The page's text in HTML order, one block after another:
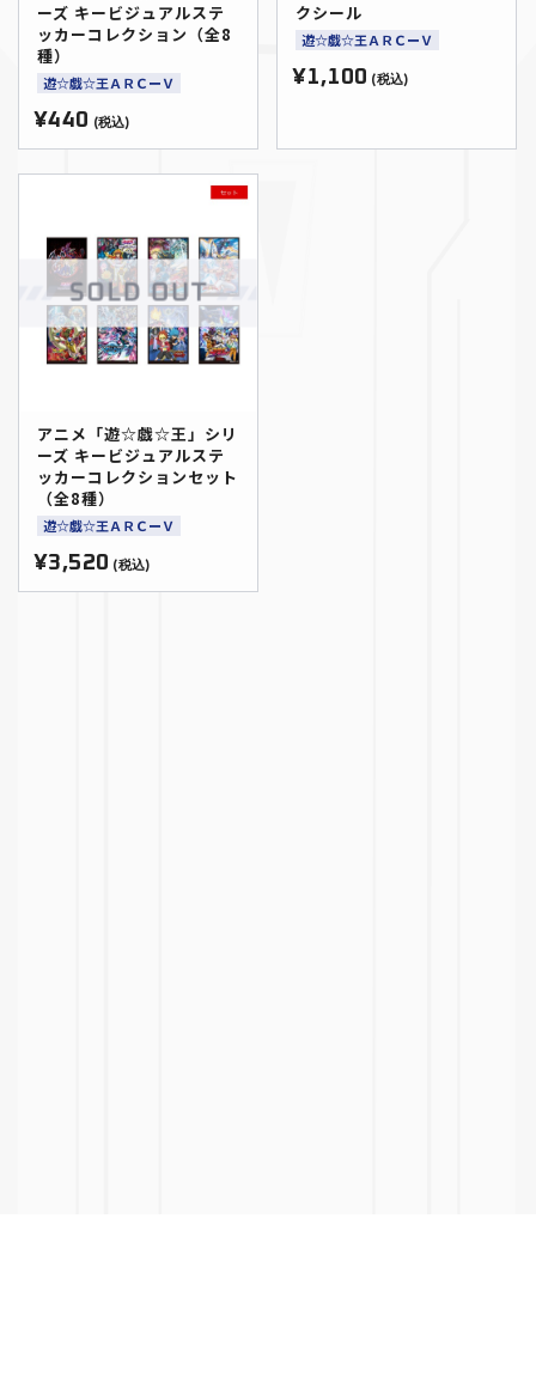
ーズ キービジュアルステ
ッカーコレクション（全8
種）
遊☆戯☆王ＡＲＣーＶ
¥440 (税込)
クシール
遊☆戯☆王ＡＲＣーＶ
¥1,100 (税込)
アニメ「遊☆戯☆王」シリ
ーズ キービジュアルステ
ッカーコレクションセット
（全8種）
遊☆戯☆王ＡＲＣーＶ
¥3,520 (税込)